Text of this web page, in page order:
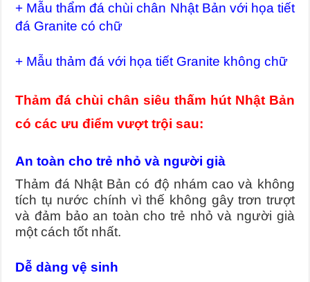
+ Mẫu thẩm đá chùi chân Nhật Bản với họa tiết
đá Granite có chữ
+ Mẫu thảm đá với họa tiết Granite không chữ
Thảm đá chùi chân siêu thấm hút Nhật Bản
có các ưu điểm vượt trội sau:
An toàn cho trẻ nhỏ và người già
Thảm đá Nhật Bản có độ nhám cao và không
tích tụ nước chính vì thế không gây trơn trượt
và đảm bảo an toàn cho trẻ nhỏ và người già
một cách tốt nhất.
Dễ dàng vệ sinh